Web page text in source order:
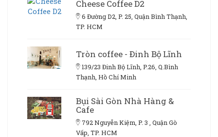
Cheese Coffee D2
6 Đường D2, P. 25, Quận Bình Thạnh,
TP. HCM
Tròn coffee - Đinh Bộ Lĩnh
139/23 Đinh Bộ Lĩnh, P.26, Q.Bình
Thạnh, Hồ Chí Minh
Bụi Sài Gòn Nhà Hàng &
Cafe
792 Nguyễn Kiệm, P. 3 , Quận Gò
Vấp, TP. HCM